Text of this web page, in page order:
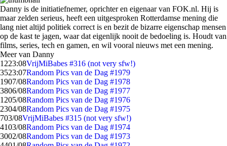
Danny is de initiatiefnemer, oprichter en eigenaar van FOK.nl. Hij is
maar zelden serieus, heeft een uitgesproken Rotterdamse mening die
lang niet altijd politiek correct is en bezit de bizarre eigenschap mensen
op de kast te jagen, waar dat eigenlijk nooit de bedoeling is. Houdt van
films, series, tech en gamen, en wil vooral nieuws met een mening.
Meer van Danny
1223:08VrijMiBabes #316 (not very sfw!)
3523:07Random Pics van de Dag #1979
1907/08Random Pics van de Dag #1978
3806/08Random Pics van de Dag #1977
1205/08Random Pics van de Dag #1976
2304/08Random Pics van de Dag #1975
703/08VrijMiBabes #315 (not very sfw!)
4103/08Random Pics van de Dag #1974
3002/08Random Pics van de Dag #1973